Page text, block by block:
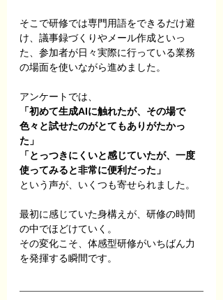
そこで研修では専門用語をできるだけ避
け、議事録づくりやメール作成といっ
た、参加者が日々実際に行っている業務
の場面を使いながら進めました。
アンケートでは、
「初めて生成AIに触れたが、その場で
色々と試せたのがとてもありがたかっ
た」
「とっつきにくいと感じていたが、一度
使ってみると非常に便利だった」
という声が、いくつも寄せられました。
最初に感じていた身構えが、研修の時間
の中でほどけていく。
その変化こそ、体感型研修がいちばん力
を発揮する瞬間です。